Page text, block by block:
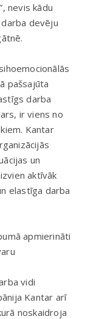
nevis kādu
devēju
pašsajūta
darba
ir viens no
Kantar
un
aktīvāk
elastīga darba
apmierināti
vidi
Kantar arī
noskaidroja